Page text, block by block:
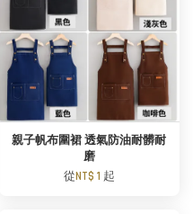
親子帆布圍裙 透氣防油耐髒耐
磨
從NT$ 1 起